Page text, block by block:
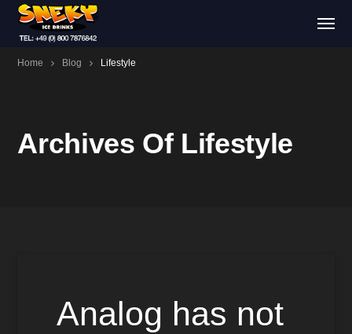
Home Blog Lifestyle
Archives Of Lifestyle
Analog has not